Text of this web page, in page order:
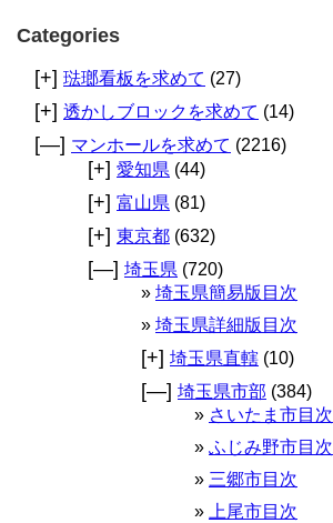
Categories
[+] 琺瑯看板を求めて (27)
[+] 透かしブロックを求めて (14)
[—] マンホールを求めて (2216)
[+] 愛知県 (44)
[+] 富山県 (81)
[+] 東京都 (632)
[—] 埼玉県 (720)
埼玉県簡易版目次
埼玉県詳細版目次
[+] 埼玉県直轄 (10)
[—] 埼玉県市部 (384)
さいたま市目次
ふじみ野市目次
三郷市目次
上尾市目次